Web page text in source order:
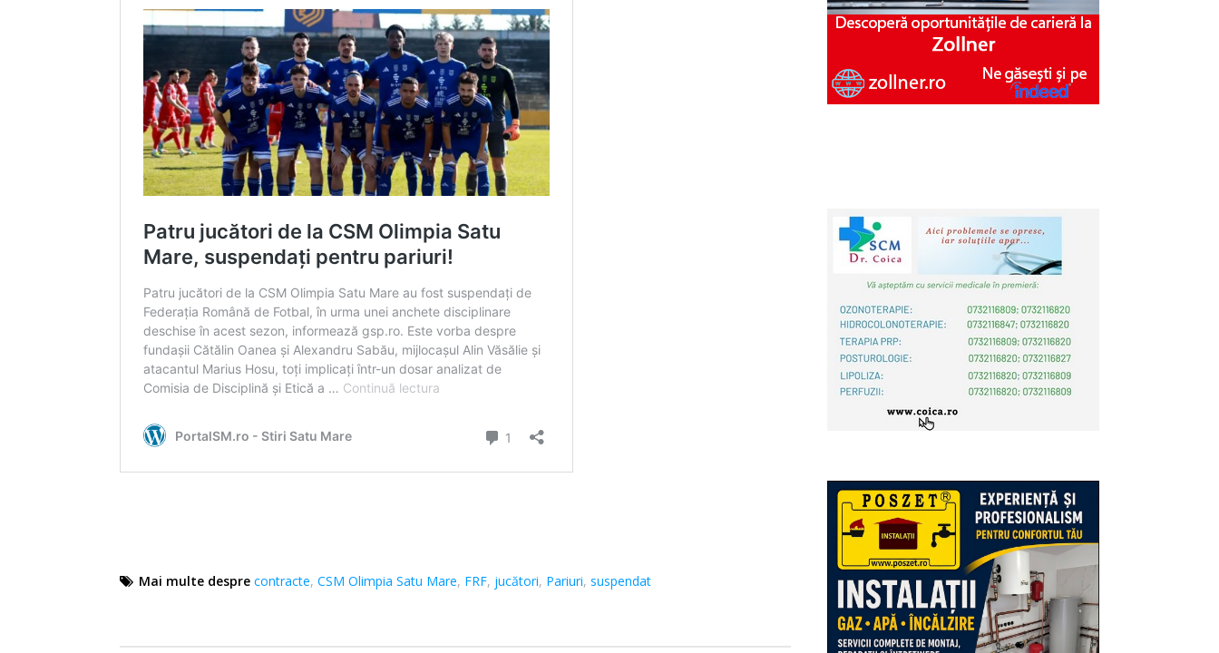
Mai multe despre contracte, CSM Olimpia Satu Mare, FRF, jucători, Pariuri, suspendat